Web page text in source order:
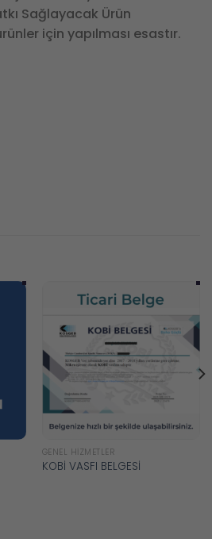
Sağlayacak Ürün
için yapılması esastır.
GENEL HIZMETLER
KOBİ VASFI BELGESİ